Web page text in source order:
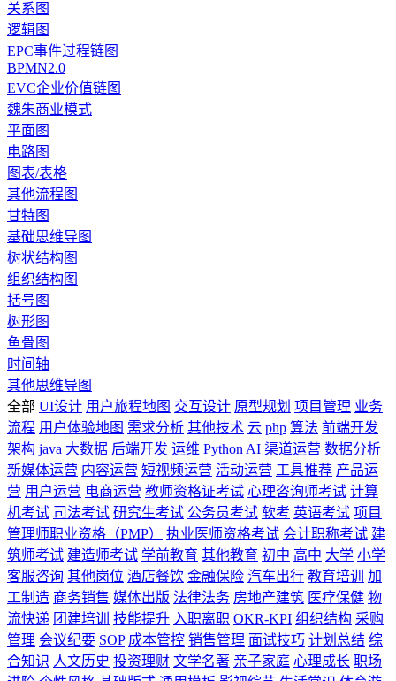
关系图
逻辑图
EPC事件过程链图
BPMN2.0
EVC企业价值链图
魏朱商业模式
平面图
电路图
图表/表格
其他流程图
甘特图
基础思维导图
树状结构图
组织结构图
括号图
树形图
鱼骨图
时间轴
其他思维导图
全部 UI设计 用户旅程地图 交互设计 原型规划 项目管理 业务
流程 用户体验地图 需求分析 其他技术 云 php 算法 前端开发
架构 java 大数据 后端开发 运维 Python AI 渠道运营 数据分析
新媒体运营 内容运营 短视频运营 活动运营 工具推荐 产品运
营 用户运营 电商运营 教师资格证考试 心理咨询师考试 计算
机考试 司法考试 研究生考试 公务员考试 软考 英语考试 项目
管理师职业资格（PMP）
执业医师资格考试 会计职称考试 建
筑师考试 建造师考试 学前教育 其他教育 初中 高中 大学 小学
客服咨询 其他岗位 酒店餐饮 金融保险 汽车出行 教育培训
加
工制造 商务销售 媒体出版 法律法务 房地产建筑 医疗保健 物
流快递 团建培训 技能提升 入职离职 OKR-KPI 组织结构 采购
管理 会议纪要 SOP 成本管控 销售管理 面试技巧 计划总结 综
合知识 人文历史 投资理财 文学名著 亲子家庭 心理成长 职场